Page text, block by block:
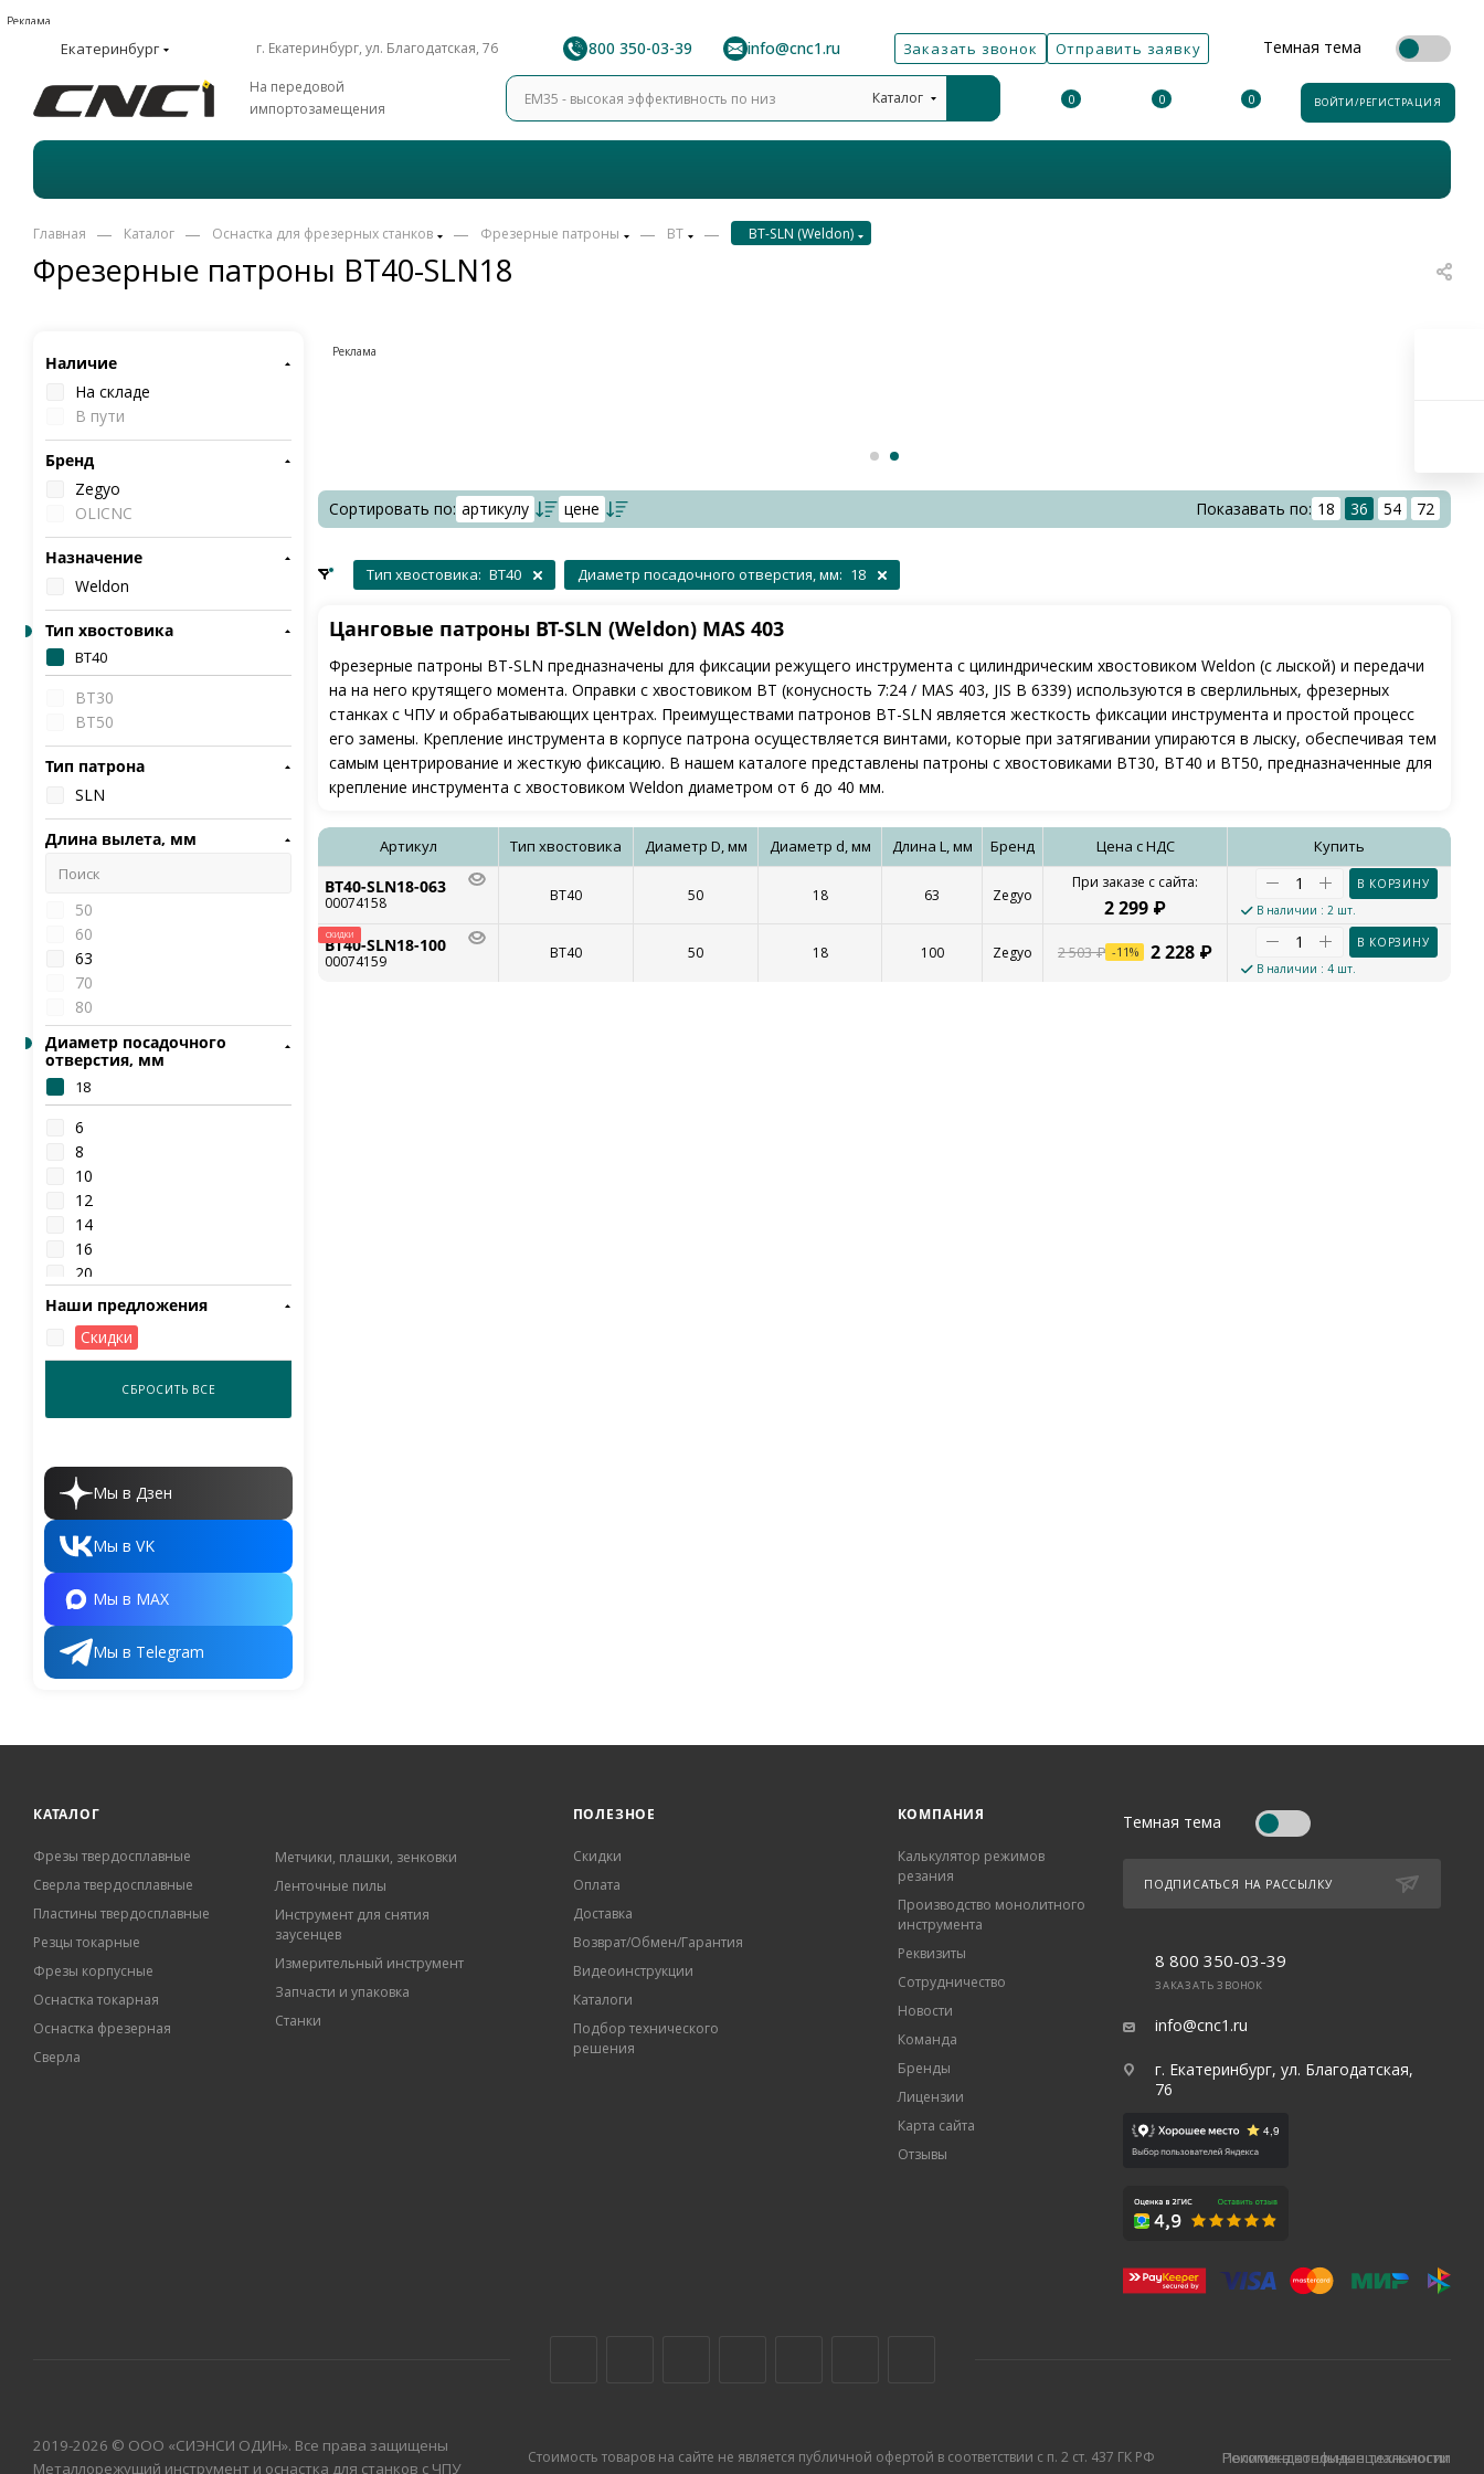
Реклама
Екатеринбург г. Екатеринбург, ул. Благодатская, 76 8 800 350-03-39 info@cnc1.ru Заказать звонок Отправить заявку Темная тема
На передовой
импортозамещения
Каталог 0 0 0 ВОЙТИ/РЕГИСТРАЦИЯ
Фрезерные патроны BT40-SLN18
Главная — Каталог — Оснастка для фрезерных станков — Фрезерные патроны — BT — BT-SLN (Weldon)
Реклама
Сортировать по: артикулу цене Показавать по: 18 36 54 72
Тип хвостовика: BT40 Диаметр посадочного отверстия, мм: 18
Цанговые патроны BT-SLN (Weldon) MAS 403
Фрезерные патроны BT-SLN предназначены для фиксации режущего инструмента с цилиндрическим хвостовиком Weldon (с лыской) и передачи
на на него крутящего момента. Оправки с хвостовиком BT (конусность 7:24 / MAS 403, JIS B 6339) используются в сверлильных, фрезерных
станках с ЧПУ и обрабатывающих центрах. Преимуществами патронов BT-SLN является жесткость фиксации инструмента и простой процесс
его замены. Крепление инструмента в корпусе патрона осуществляется винтами, которые при затягивании упираются в лыску, обеспечивая тем
самым центрирование и жесткую фиксацию. В нашем каталоге представлены патроны с хвостовиками BT30, BT40 и BT50, предназначенные для
крепление инструмента с хвостовиком Weldon диаметром от 6 до 40 мм.
Артикул Тип хвостовика Диаметр D, мм Диаметр d, мм Длина L, мм Бренд Цена с НДС Купить
BT40-SLN18-063
00074158 BT40 50 18 63 Zegyo
2 299 ₽
В КОРЗИНУ
В наличии : 2 шт.
СКИДКИ
BT40-SLN18-100
00074159 BT40 50 18 100 Zegyo 2 228 ₽
2 503₽ -11%
В КОРЗИНУ
В наличии : 4 шт.
Наличие
На складе
В пути
Бренд
Zegyo
OLICNC
Назначение
Weldon
Тип хвостовика
BT40
BT30
BT50
Тип патрона
SLN
Длина вылета, мм
50
60
63
70
80
90
100
110
120
130
150
160
200
250
300
Диаметр посадочного
отверстия, мм
18
6
8
10
12
14
16
20
25
32
40
Наши предложения
Скидки
СБРОСИТЬ ВСЕ
Мы в Дзен
Мы в VK
Мы в MAX
Мы в Telegram
КАТАЛОГ
Фрезы твердосплавные
Сверла твердосплавные
Пластины твердосплавные
Резцы токарные
Фрезы корпусные
Оснастка токарная
Оснастка фрезерная
Сверла
Метчики, плашки, зенковки
Ленточные пилы
Инструмент для снятия
заусенцев
Измерительный инструмент
Запчасти и упаковка
Станки
ПОЛЕЗНОЕ
Скидки
Оплата
Доставка
Возврат/Обмен/Гарантия
Видеоинструкции
Каталоги
Подбор технического
решения
КОМПАНИЯ
Калькулятор режимов
резания
Производство монолитного
инструмента
Реквизиты
Сотрудничество
Новости
Команда
Бренды
Лицензии
Карта сайта
Отзывы
Темная тема
ПОДПИСАТЬСЯ НА РАССЫЛКУ
8 800 350-03-39
ЗАКАЗАТЬ ЗВОНОК
info@cnc1.ru
г. Екатеринбург, ул. Благодатская,
76
2019-2026 © ООО «СИЭНСИ ОДИН». Все права защищены
Металлорежущий инструмент и оснастка для станков с ЧПУ
Стоимость товаров на сайте не является публичной офертой в соответствии с п. 2 ст. 437 ГК РФ Политика конфиденциальности
Рекомендательные технологии